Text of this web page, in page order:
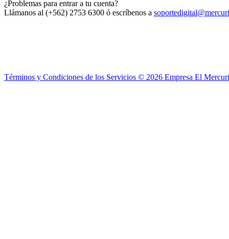
¿Problemas para entrar a tu cuenta?
Llámanos al (+562) 2753 6300 ó escríbenos a
Términos y Condiciones de los Servicios © 2026 Empresa El